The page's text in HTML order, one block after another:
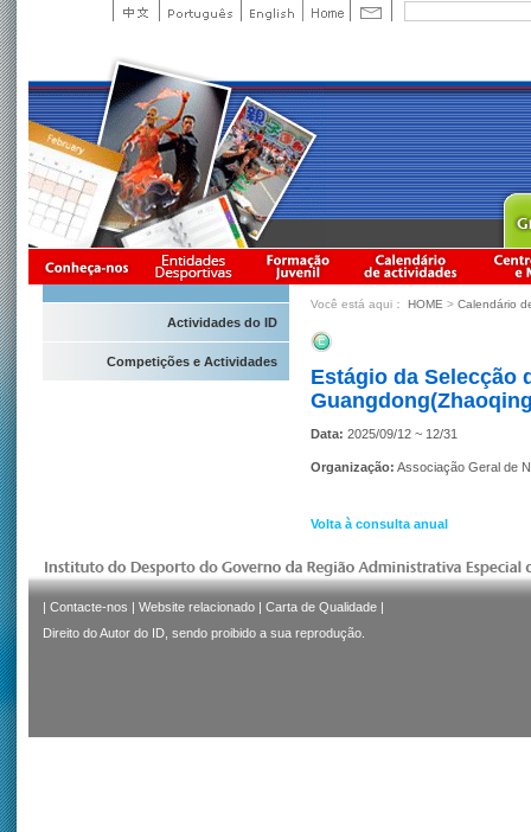
Actividades do ID
Competições e Actividades
Você está aqui： HOME > Calendário
Estágio da Selecção
Data: 2025/09/12 ~ 12/31
Organização: Associação Geral de
Volta à consulta anual
| Contacte-nos | Website relacionado | Carta de Qualidade |
Direito do Autor do ID, sendo proibido a sua reprodução.